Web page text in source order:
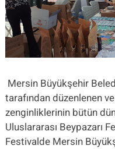
Mersin Büyükşehir
tarafından düzenlenen
zenginliklerinin bütün
Uluslararası Beypazarı
Festivalde Mersin